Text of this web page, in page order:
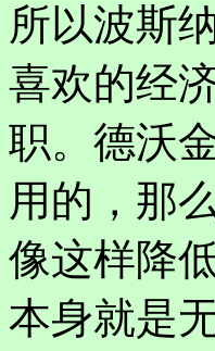
所以波斯
喜欢的经
职。德沃
用的，那
像这样降
本身就是